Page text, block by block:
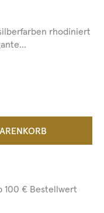
rhodiniert
100 € Bestellwert